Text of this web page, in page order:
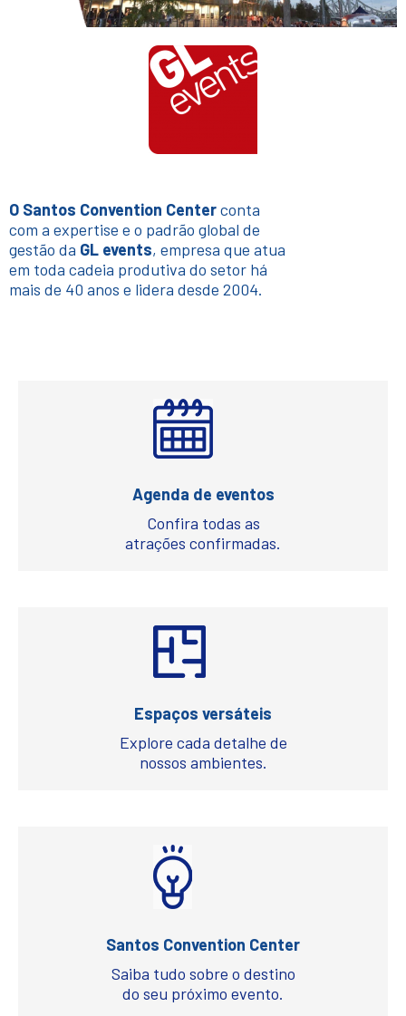
O Santos Convention Centerconta
com a expertise e o padrão global de
gestão da GL events, empresa que atua
em toda cadeia produtiva do setor há
mais de 40 anos e lidera desde 2004.
Agenda de eventos
Confira todas as
atrações confirmadas.
Espaços versáteis
Explore cada detalhe de
nossos ambientes.
Santos Convention Center
Saiba tudo sobre o destino
do seu próximo evento.